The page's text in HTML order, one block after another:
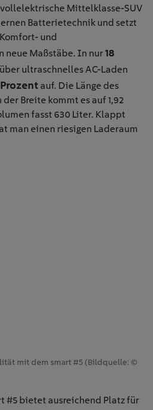
Mittelklasse-SUV
Batterietechnik und setzt
und
neue Maßstäbe. In nur18
ultraschnelles AC-Laden
auf. Die Länge des
der Breite kommt es auf 1,92
fasst 630 Liter. Klappt
man einen riesigen Laderaum
mit dem smart #5 (Bildquelle: ©
#5 bietet ausreichend Platz für